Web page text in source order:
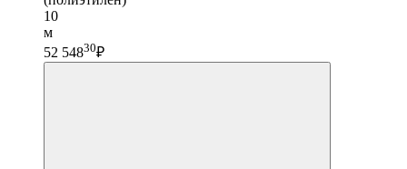
10
м
52 54830₽